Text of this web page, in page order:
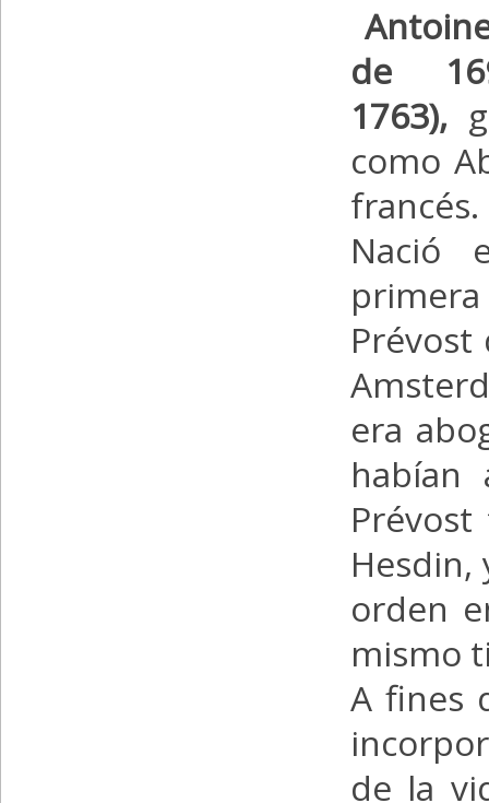
de
1763),
como
francés.
Nació
Prévost
era
habían
Hesdin,
orden
mismo
A fines
de la